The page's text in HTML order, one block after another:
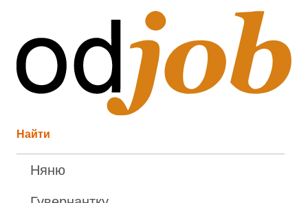
Найти
Няню